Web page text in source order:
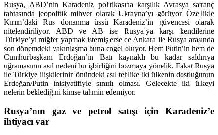
Rusya, ABD’nin Karadeniz politikasına karşılık Avrasya satranç
tahtasında jeopolitik mihver olarak Ukrayna’yı görüyor. Özellikle
Kırım’daki Rus donanma üssü Karadeniz’in güvencesi olarak
nitelendiriliyor. ABD ve AB ise Rusya’ya karşı kendilerine
Türkiye’yi miğfer yapmak istemişlerse de Ankara ile Rusya arasında
son dönemdeki yakınlaşma buna engel oluyor. Hem Putin’in hem de
Cumhurbaşkanı Erdoğan’ın Batı kaynaklı bu kadar saldırıya
uğramasının asıl nedeni bu işbirliğini bozmaya yönelik. Fakat Rusya
ile Türkiye ilişkilerinin önündeki asıl tehlike iki ülkenin dostluğunun
Erdoğan/Putin inisiyatifiyle sınırlı olması. Gelecekte iki ülkeyi
nelerin beklediğini kimse tahmin edemiyor.
Rusya’nın gaz ve petrol satışı için Karadeniz’e
ihtiyacı var